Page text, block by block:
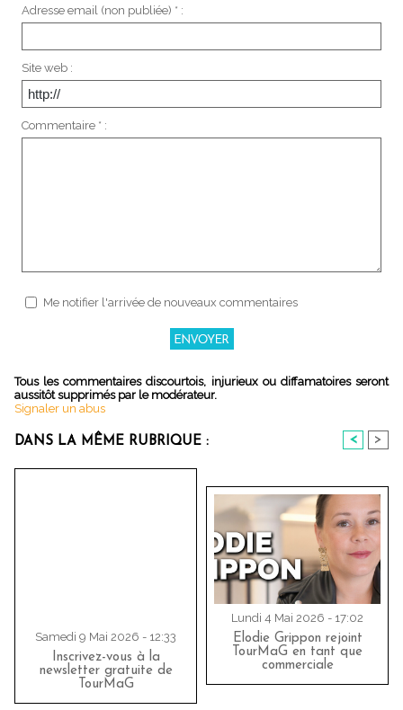
Adresse email (non publiée) * :
Site web :
Commentaire * :
Me notifier l'arrivée de nouveaux commentaires
Tous les commentaires discourtois, injurieux ou diffamatoires seront
aussitôt supprimés par le modérateur.
Signaler un abus
DANS LA MÊME RUBRIQUE : < >
Samedi 9 Mai 2026 - 12:33
Inscrivez-vous à la
newsletter gratuite de
TourMaG
Lundi 4 Mai 2026 - 17:02
Elodie Grippon rejoint
TourMaG en tant que
commerciale